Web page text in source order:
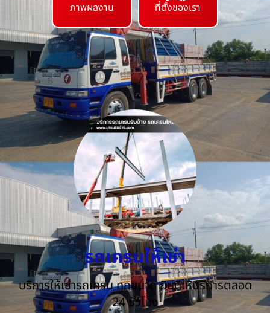
ภาพผลงาน ที่ตั้งของเรา
รถเครนให้เช่า
บริการให้เช่ารถเครน ทุกขนาด ยินดีให้บริการตลอด
24 ชั่วโมง